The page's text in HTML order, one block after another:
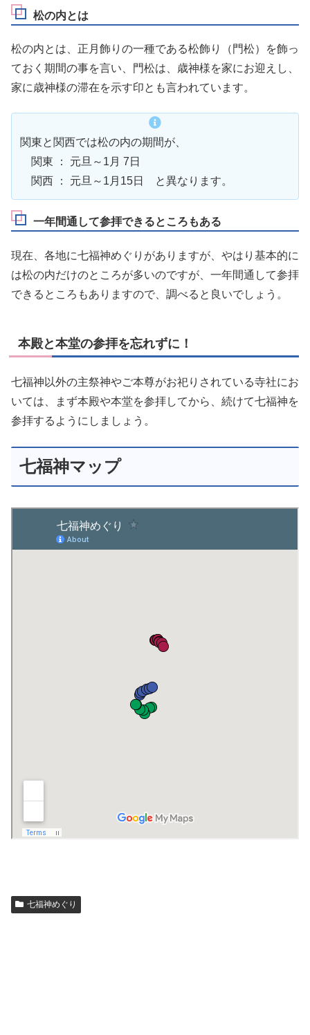
松の内とは
松の内とは、正月飾りの一種である松飾り（門松）を飾っ
ておく期間の事を言い、門松は、歳神様を家にお迎えし、
家に歳神様の滞在を示す印とも言われています。
関東と関西では松の内の期間が、
関東 ： 元旦～1月 7日
関西 ： 元旦～1月15日 と異なります。
一年間通して参拝できるところもある
現在、各地に七福神めぐりがありますが、やはり基本的に
は松の内だけのところが多いのですが、一年間通して参拝
できるところもありますので、調べると良いでしょう。
本殿と本堂の参拝を忘れずに！
七福神以外の主祭神やご本尊がお祀りされている寺社にお
いては、まず本殿や本堂を参拝してから、続けて七福神を
参拝するようにしましょう。
七福神マップ
七福神めぐり